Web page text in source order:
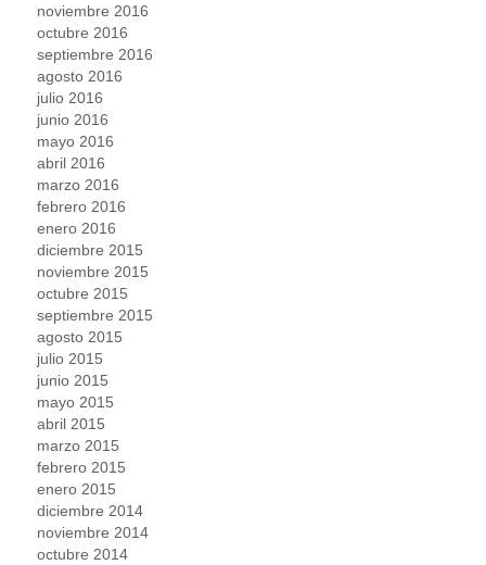
noviembre 2016
octubre 2016
septiembre 2016
agosto 2016
julio 2016
junio 2016
mayo 2016
abril 2016
marzo 2016
febrero 2016
enero 2016
diciembre 2015
noviembre 2015
octubre 2015
septiembre 2015
agosto 2015
julio 2015
junio 2015
mayo 2015
abril 2015
marzo 2015
febrero 2015
enero 2015
diciembre 2014
noviembre 2014
octubre 2014